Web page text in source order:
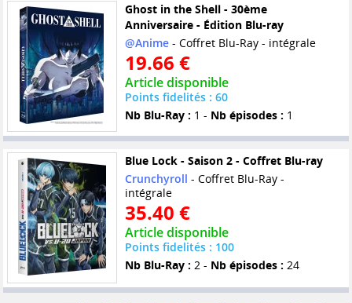
Ghost in the Shell - 30ème
Anniversaire - Édition Blu-ray
@Anime- Coffret Blu-Ray - intégrale
19.66 €
Article disponible
Points fidelités : 60
Nb Blu-Ray : 1 - Nb épisodes : 1
Blue Lock - Saison 2 - Coffret Blu-ray
Crunchyroll - Coffret Blu-Ray -
intégrale
35.40 €
Article disponible
Points fidelités : 100
Nb Blu-Ray : 2 - Nb épisodes : 24